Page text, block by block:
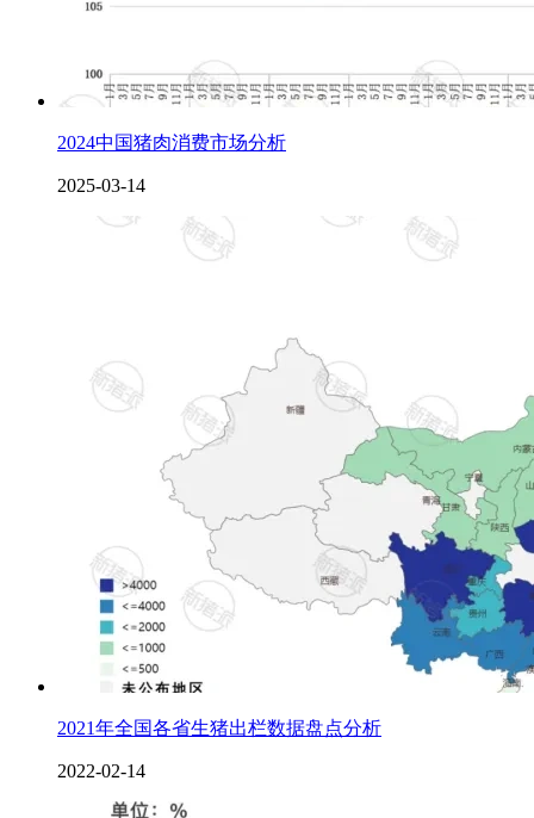
2024中国猪肉消费市场分析
2025-03-14
2021年全国各省生猪出栏数据盘点分析
2022-02-14